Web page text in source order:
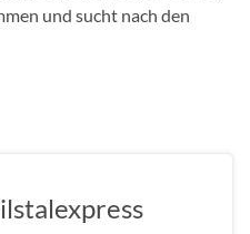
und sucht nach den